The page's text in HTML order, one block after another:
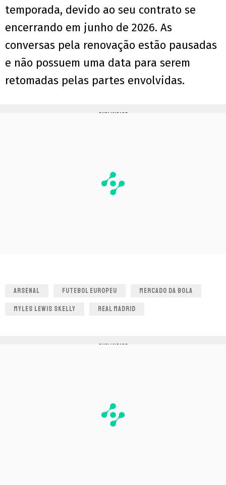
temporada, devido ao seu contrato se
encerrando em junho de 2026. As
conversas pela renovação estão pausadas
e não possuem uma data para serem
retomadas pelas partes envolvidas.
PUBLICIDADE
ARSENAL FUTEBOL EUROPEU MERCADO DA BOLA
MYLES LEWIS SKELLY REAL MADRID
PUBLICIDADE